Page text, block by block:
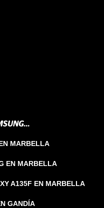
MARBELLA
EN MARBELLA
A135F EN MARBELLA
GANDÍA